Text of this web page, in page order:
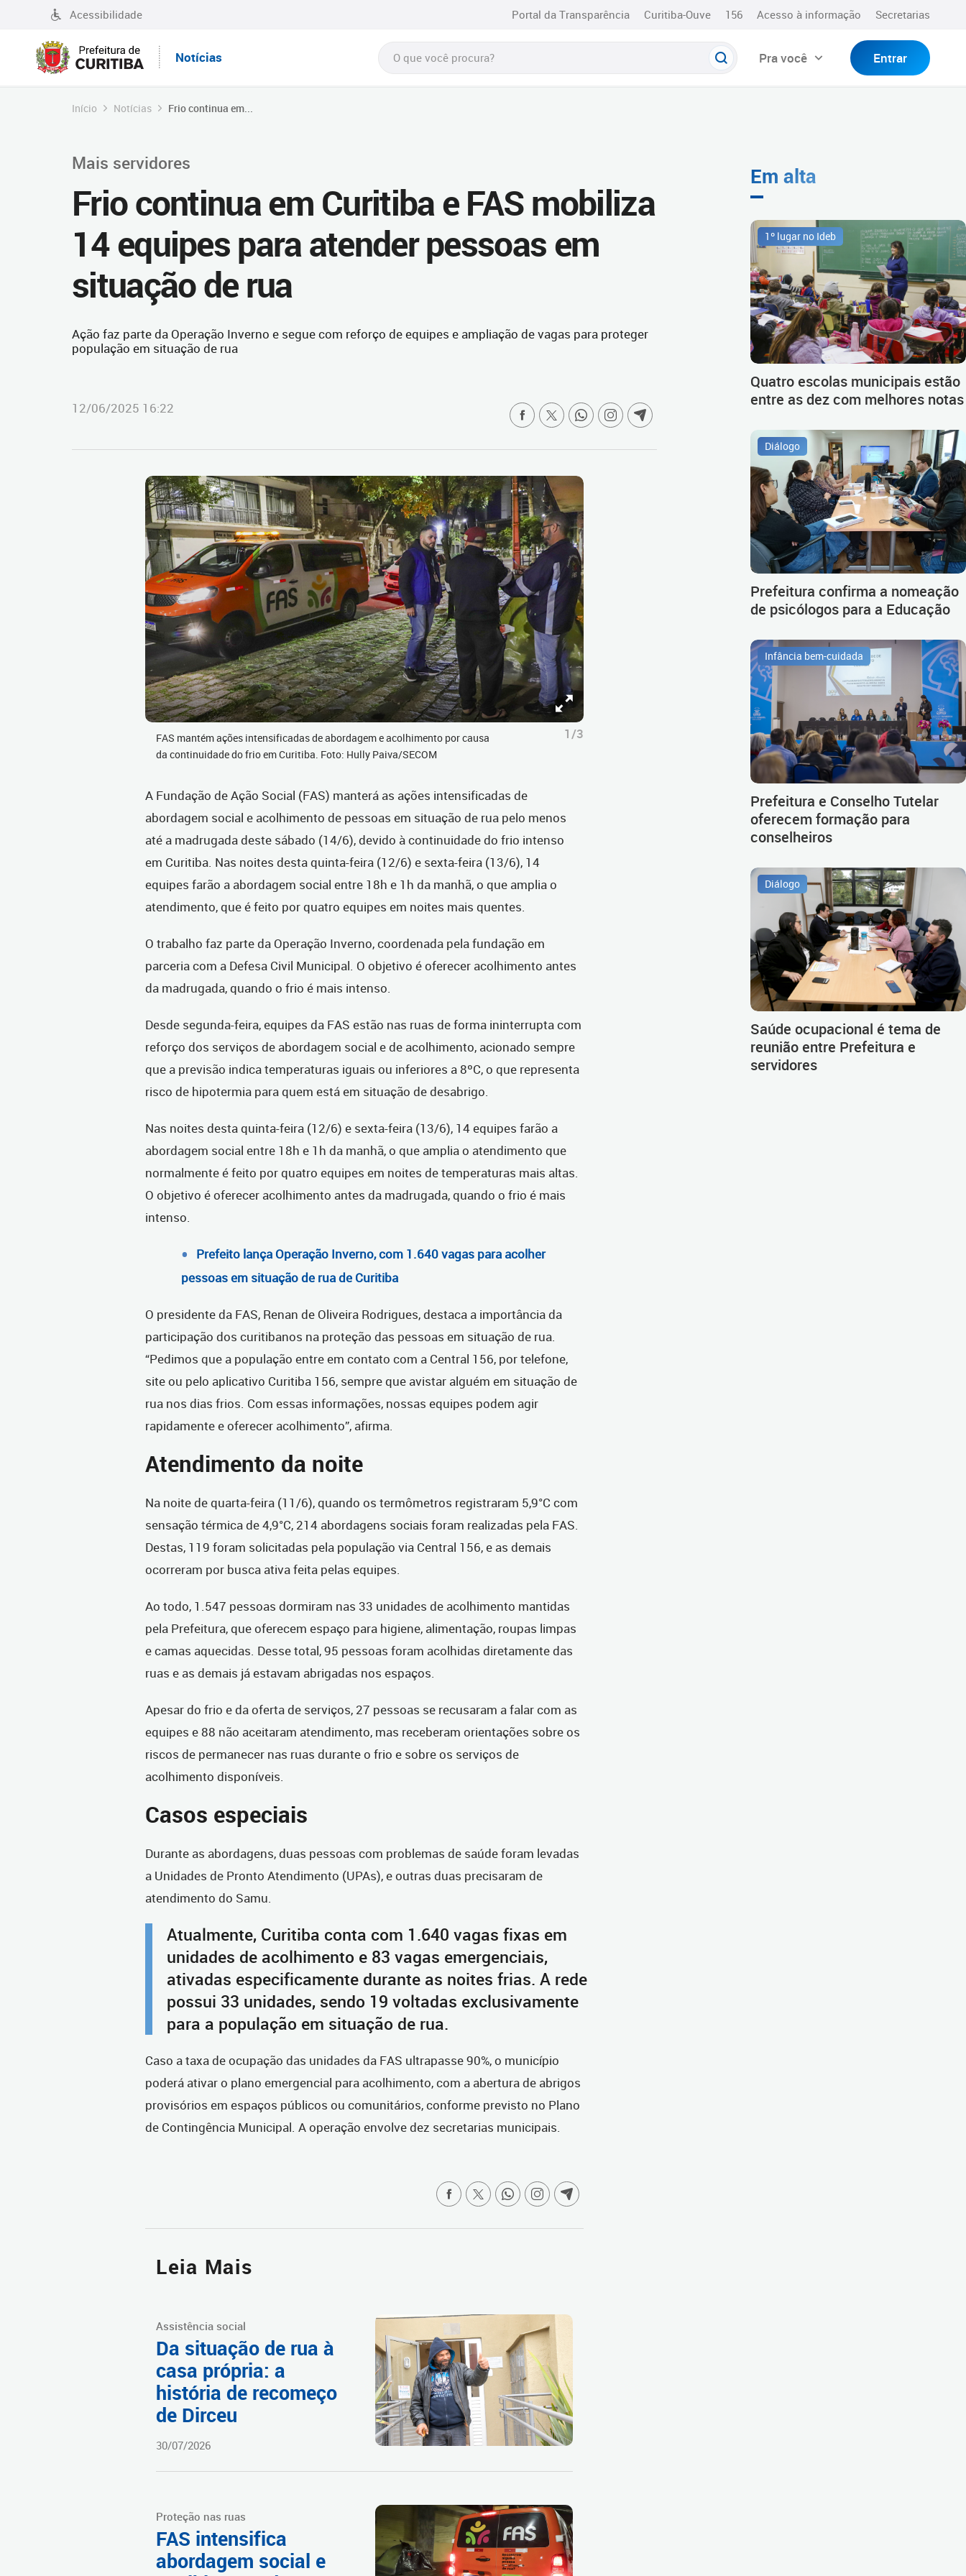
Acessibilidade Portal da Transparência Curitiba-Ouve 156 Acesso à informação Secretarias
Notícias Pra você Entrar
Início Notícias Frio continua em...
Mais servidores
Frio continua em Curitiba e FAS mobiliza
14 equipes para atender pessoas em
situação de rua
Ação faz parte da Operação Inverno e segue com reforço de equipes e ampliação de vagas para proteger
população em situação de rua
12/06/2025 16:22
FAS mantém ações intensificadas de abordagem e acolhimento por causa
da continuidade do frio em Curitiba. Foto: Hully Paiva/SECOM
1/3
A Fundação de Ação Social (FAS) manterá as ações intensificadas de
abordagem social e acolhimento de pessoas em situação de rua pelo menos
até a madrugada deste sábado (14/6), devido à continuidade do frio intenso
em Curitiba. Nas noites desta quinta-feira (12/6) e sexta-feira (13/6), 14
equipes farão a abordagem social entre 18h e 1h da manhã, o que amplia o
atendimento, que é feito por quatro equipes em noites mais quentes.
O trabalho faz parte da Operação Inverno, coordenada pela fundação em
parceria com a Defesa Civil Municipal. O objetivo é oferecer acolhimento antes
da madrugada, quando o frio é mais intenso.
Desde segunda-feira, equipes da FAS estão nas ruas de forma ininterrupta com
reforço dos serviços de abordagem social e de acolhimento, acionado sempre
que a previsão indica temperaturas iguais ou inferiores a 8ºC, o que representa
risco de hipotermia para quem está em situação de desabrigo.
Nas noites desta quinta-feira (12/6) e sexta-feira (13/6), 14 equipes farão a
abordagem social entre 18h e 1h da manhã, o que amplia o atendimento que
normalmente é feito por quatro equipes em noites de temperaturas mais altas.
O objetivo é oferecer acolhimento antes da madrugada, quando o frio é mais
intenso.
Prefeito lança Operação Inverno, com 1.640 vagas para acolher
pessoas em situação de rua de Curitiba
O presidente da FAS, Renan de Oliveira Rodrigues, destaca a importância da
participação dos curitibanos na proteção das pessoas em situação de rua.
“Pedimos que a população entre em contato com a Central 156, por telefone,
site ou pelo aplicativo Curitiba 156, sempre que avistar alguém em situação de
rua nos dias frios. Com essas informações, nossas equipes podem agir
rapidamente e oferecer acolhimento”, afirma.
Atendimento da noite
Na noite de quarta-feira (11/6), quando os termômetros registraram 5,9°C com
sensação térmica de 4,9°C, 214 abordagens sociais foram realizadas pela FAS.
Destas, 119 foram solicitadas pela população via Central 156, e as demais
ocorreram por busca ativa feita pelas equipes.
Ao todo, 1.547 pessoas dormiram nas 33 unidades de acolhimento mantidas
pela Prefeitura, que oferecem espaço para higiene, alimentação, roupas limpas
e camas aquecidas. Desse total, 95 pessoas foram acolhidas diretamente das
ruas e as demais já estavam abrigadas nos espaços.
Apesar do frio e da oferta de serviços, 27 pessoas se recusaram a falar com as
equipes e 88 não aceitaram atendimento, mas receberam orientações sobre os
riscos de permanecer nas ruas durante o frio e sobre os serviços de
acolhimento disponíveis.
Casos especiais
Durante as abordagens, duas pessoas com problemas de saúde foram levadas
a Unidades de Pronto Atendimento (UPAs), e outras duas precisaram de
atendimento do Samu.
Atualmente, Curitiba conta com 1.640 vagas fixas em
unidades de acolhimento e 83 vagas emergenciais,
ativadas especificamente durante as noites frias. A rede
possui 33 unidades, sendo 19 voltadas exclusivamente
para a população em situação de rua.
Caso a taxa de ocupação das unidades da FAS ultrapasse 90%, o município
poderá ativar o plano emergencial para acolhimento, com a abertura de abrigos
provisórios em espaços públicos ou comunitários, conforme previsto no Plano
de Contingência Municipal. A operação envolve dez secretarias municipais.
Leia Mais
Assistência social
Da situação de rua à
casa própria: a
história de recomeço
de Dirceu
30/07/2026
Proteção nas ruas
FAS intensifica
abordagem social e
Em alta
1º lugar no Ideb
Quatro escolas municipais estão
entre as dez com melhores notas
Diálogo
Prefeitura confirma a nomeação
de psicólogos para a Educação
Infância bem-cuidada
Prefeitura e Conselho Tutelar
oferecem formação para
conselheiros
Diálogo
Saúde ocupacional é tema de
reunião entre Prefeitura e
servidores